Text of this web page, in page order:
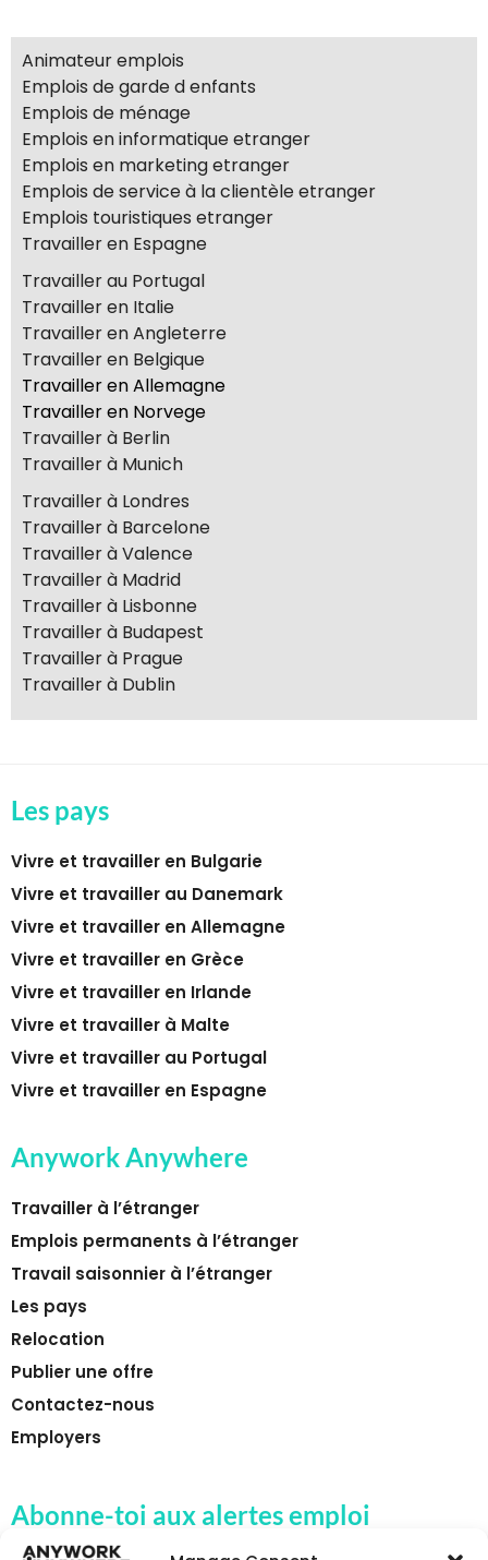
Animateur emplois
Emplois de garde d enfants
Emplois de ménage
Emplois en informatique etranger
Emplois en marketing etranger
Emplois de service à la clientèle etranger
Emplois touristiques etranger
Travailler en Espagne
Travailler au Portugal
Travailler en Italie
Travailler en Angleterre
Travailler en Belgique
Travailler en Allemagne
Travailler en Norvege
Travailler à Berlin
Travailler à Munich
Travailler à Londres
Travailler à Barcelone
Travailler à Valence
Travailler à Madrid
Travailler à Lisbonne
Travailler à Budapest
Travailler à Prague
Travailler à Dublin
Les pays
Vivre et travailler en Bulgarie
Vivre et travailler au Danemark
Vivre et travailler en Allemagne
Vivre et travailler en Grèce
Vivre et travailler en Irlande
Vivre et travailler à Malte
Vivre et travailler au Portugal
Vivre et travailler en Espagne
Anywork Anywhere
Travailler à l’étranger
Emplois permanents à l’étranger
Travail saisonnier à l’étranger
Les pays
Relocation
Publier une offre
Contactez-nous
Employers
Abonne-toi aux alertes emploi
d'Anywork Anywhere